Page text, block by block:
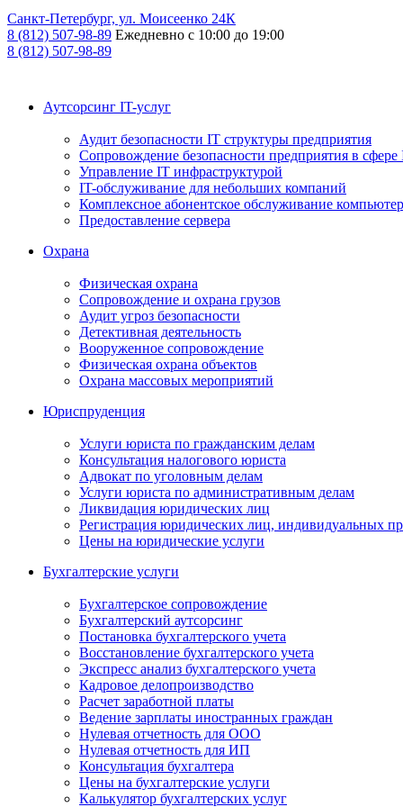
Санкт-Петербург, ул. Моисеенко 24К
8 (812) 507-98-89 Ежедневно с 10:00 до 19:00
8 (812) 507-98-89
Аутсорсинг IT-услуг
Аудит безопасности IT структуры предприятия
Сопровождение безопасности предприятия в сфере
Управление IT инфраструктурой
IT-обслуживание для небольших компаний
Комплексное абонентское обслуживание
Предоставление сервера
Охрана
Физическая охрана
Сопровождение и охрана грузов
Аудит угроз безопасности
Детективная деятельность
Вооруженное сопровождение
Физическая охрана объектов
Охрана массовых мероприятий
Юриспруденция
Услуги юриста по гражданским делам
Консультация налогового юриста
Адвокат по уголовным делам
Услуги юриста по административным делам
Ликвидация юридических лиц
Регистрация юридических лиц, индивидуальных
Цены на юридические услуги
Бухгалтерские услуги
Бухгалтерское сопровождение
Бухгалтерский аутсорсинг
Постановка бухгалтерского учета
Восстановление бухгалтерского учета
Экспресс анализ бухгалтерского учета
Кадровое делопроизводство
Расчет заработной платы
Ведение зарплаты иностранных граждан
Нулевая отчетность для ООО
Нулевая отчетность для ИП
Консультация бухгалтера
Цены на бухгалтерские услуги
Калькулятор бухгалтерских услуг